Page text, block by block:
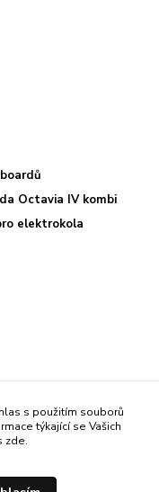
Octavia IV kombi
elektrokola
s použitím souborů
týkající se Vašich
zde.